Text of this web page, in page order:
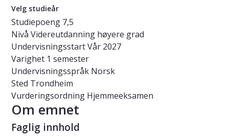
Velg studieår
Studiepoeng 7,5
Nivå Videreutdanning høyere grad
UndervisningsstartVår 2027
Varighet 1 semester
Undervisningsspråk Norsk
Sted Trondheim
Vurderingsordning Hjemmeeksamen
Om emnet
Faglig innhold